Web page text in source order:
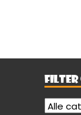
FILTER